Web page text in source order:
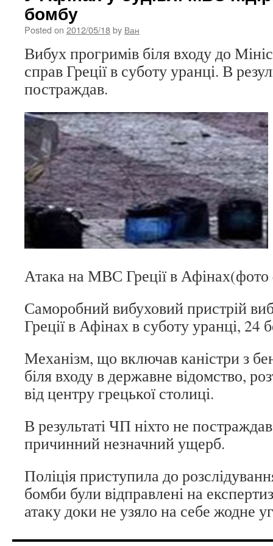
бомбу
Posted on 2012/05/18by Ван
Вибух прогримів біля входу до
справ Греції в суботу уранці. В
постраждав.
Атака на МВС Греції в
Саморобний вибуховий пристрій
Греції в Афінах в суботу уранці, 24
Механізм, що включав каністри з
біля входу в державне відомство,
від центру грецької столиці.
В результаті ЧП ніхто не
причинний незначний ущерб.
Поліція приступила до
бомби були відправлені на
атаку доки не узяло на себе жодне